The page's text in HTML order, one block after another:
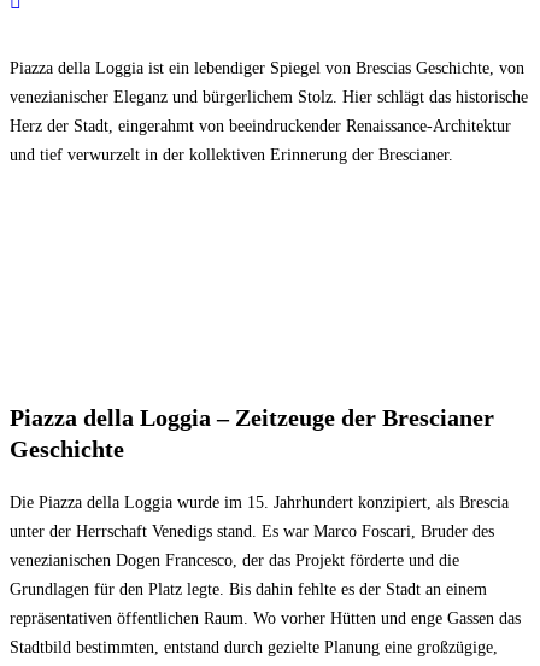
Piazza della Loggia ist ein lebendiger Spiegel von Brescias Geschichte, von
venezianischer Eleganz und bürgerlichem Stolz. Hier schlägt das historische
Herz der Stadt, eingerahmt von beeindruckender Renaissance-Architektur
und tief verwurzelt in der kollektiven Erinnerung der Brescianer.
Piazza della Loggia – Zeitzeuge der Brescianer
Geschichte
Die Piazza della Loggia wurde im 15. Jahrhundert konzipiert, als Brescia
unter der Herrschaft Venedigs stand. Es war Marco Foscari, Bruder des
venezianischen Dogen Francesco, der das Projekt förderte und die
Grundlagen für den Platz legte. Bis dahin fehlte es der Stadt an einem
repräsentativen öffentlichen Raum. Wo vorher Hütten und enge Gassen das
Stadtbild bestimmten, entstand durch gezielte Planung eine großzügige,